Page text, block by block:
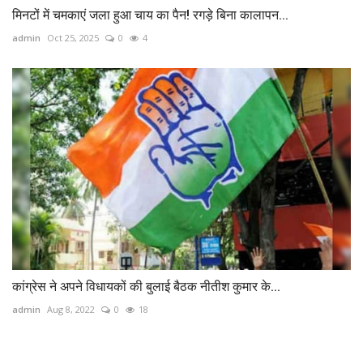
मिनटों में चमकाएं जला हुआ चाय का पैन! रगड़े बिना कालापन...
admin Oct 25, 2025 0 4
कांग्रेस ने अपने विधायकों की बुलाई बैठक नीतीश कुमार के...
admin Aug 8, 2022 0 18